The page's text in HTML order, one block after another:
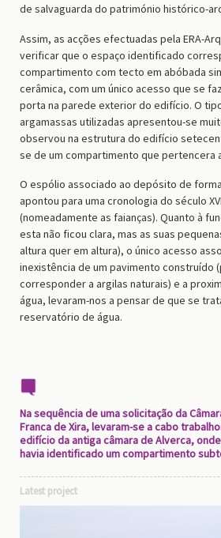
de salvaguarda do património histórico-
Assim, as acções efectuadas pela ERA-
verificar que o espaço identificado
compartimento com tecto em abóbada
cerâmica, com um único acesso que se
porta na parede exterior do edifício. O
argamassas utilizadas apresentou-se
observou na estrutura do edifício
se de um compartimento que pertencera
O espólio associado ao depósito de
apontou para uma cronologia do século
(nomeadamente as faianças). Quanto à
esta não ficou clara, mas as suas
altura quer em altura), o único acesso
inexistência de um pavimento construído
corresponder a argilas naturais) e a
água, levaram-nos a pensar de que se
reservatório de água.
Na sequência de uma solicitação da
Franca de Xira, levaram-se a cabo
edifício da antiga câmara de Alverca,
havia identificado um compartimento
Latest project